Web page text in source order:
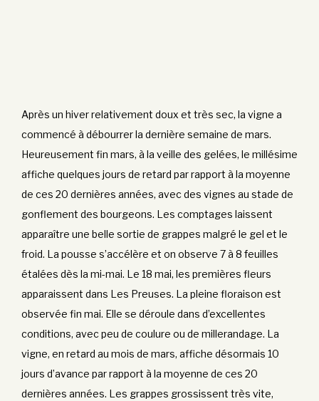
Après un hiver relativement doux et très sec, la vigne a
commencé à débourrer la dernière semaine de mars.
Heureusement fin mars, à la veille des gelées, le millésime
affiche quelques jours de retard par rapport à la moyenne
de ces 20 dernières années, avec des vignes au stade de
gonflement des bourgeons. Les comptages laissent
apparaître une belle sortie de grappes malgré le gel et le
froid. La pousse s’accélère et on observe 7 à 8 feuilles
étalées dès la mi-mai. Le 18 mai, les premières fleurs
apparaissent dans Les Preuses. La pleine floraison est
observée fin mai. Elle se déroule dans d’excellentes
conditions, avec peu de coulure ou de millerandage. La
vigne, en retard au mois de mars, affiche désormais 10
jours d’avance par rapport à la moyenne de ces 20
dernières années. Les grappes grossissent très vite,